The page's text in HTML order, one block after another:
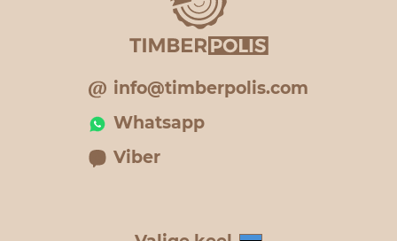
info@timberpolis.com
Whatsapp
Viber